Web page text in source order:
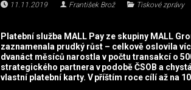
11.11.2019 František Brož Tiskové zprávy
Platební služba MALL Pay ze skupiny MALL
zaznamenala prudký růst – celkově oslovila
dvanáct měsíců narostla v počtu transakcí o
strategického partnera v podobě ČSOB a
vlastní platební karty. V příštím roce cílí až na